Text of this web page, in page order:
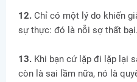
12. Chỉ có một lý do khiến
sự thực: đó là nỗi sợ thất bại.
13. Khi bạn cứ lặp đi lặp lại
còn là sai lầm nữa, nó là